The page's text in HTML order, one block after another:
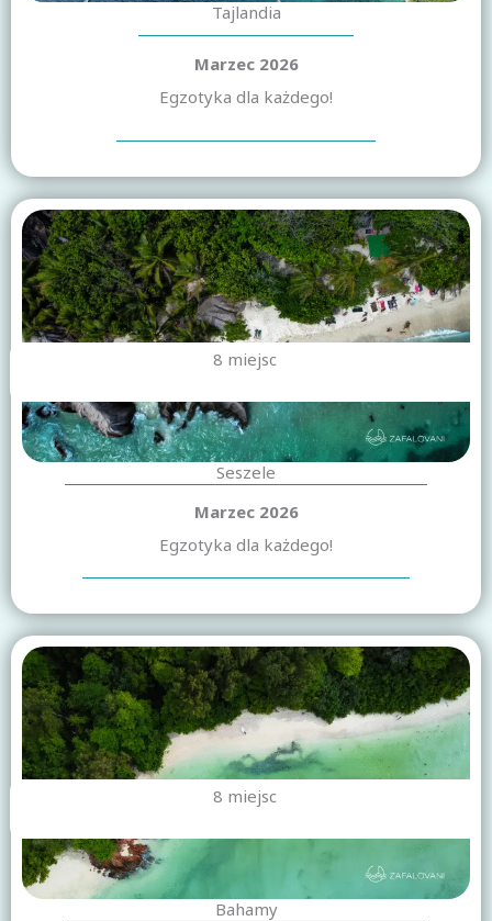
Tajlandia
Marzec 2026
Egzotyka dla każdego!
Seszele
Marzec 2026
Egzotyka dla każdego!
8 miejsc
Bahamy
8 miejsc